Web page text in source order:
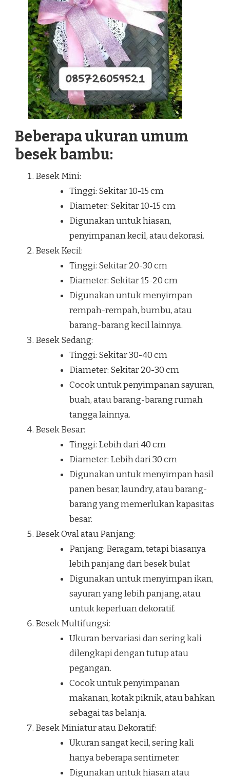
Beberapa ukuran umum
besek bambu:
Besek Mini:
Tinggi: Sekitar 10-15 cm
Diameter: Sekitar 10-15 cm
Digunakan untuk hiasan,
penyimpanan kecil, atau dekorasi.
Besek Kecil:
Tinggi: Sekitar 20-30 cm
Diameter: Sekitar 15-20 cm
Digunakan untuk menyimpan
rempah-rempah, bumbu, atau
barang-barang kecil lainnya.
Besek Sedang:
Tinggi: Sekitar 30-40 cm
Diameter: Sekitar 20-30 cm
Cocok untuk penyimpanan sayuran,
buah, atau barang-barang rumah
tangga lainnya.
Besek Besar:
Tinggi: Lebih dari 40 cm
Diameter: Lebih dari 30 cm
Digunakan untuk menyimpan hasil
panen besar, laundry, atau barang-
barang yang memerlukan kapasitas
besar.
Besek Oval atau Panjang:
Panjang: Beragam, tetapi biasanya
lebih panjang dari besek bulat
Digunakan untuk menyimpan ikan,
sayuran yang lebih panjang, atau
untuk keperluan dekoratif.
Besek Multifungsi:
Ukuran bervariasi dan sering kali
dilengkapi dengan tutup atau
pegangan.
Cocok untuk penyimpanan
makanan, kotak piknik, atau bahkan
sebagai tas belanja.
Besek Miniatur atau Dekoratif:
Ukuran sangat kecil, sering kali
hanya beberapa sentimeter.
Digunakan untuk hiasan atau